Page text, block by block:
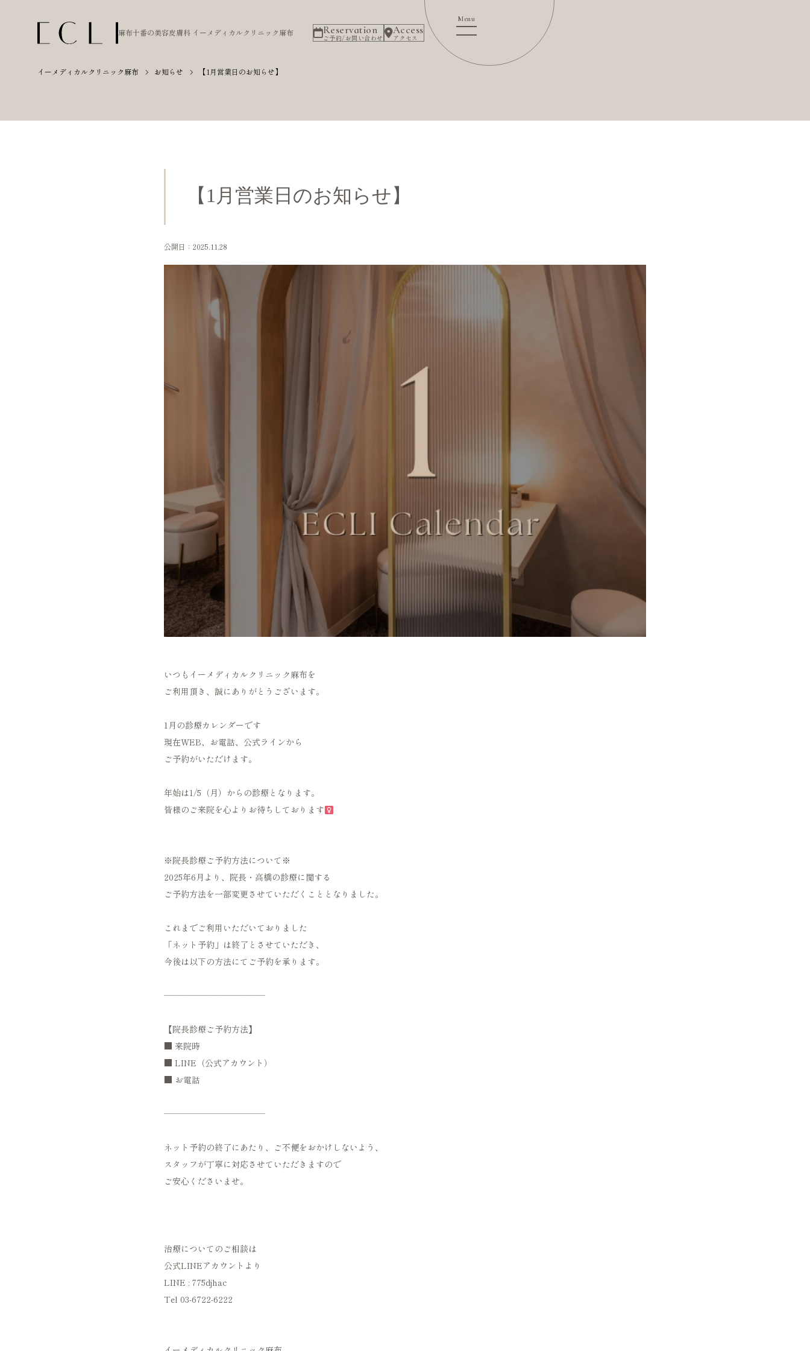
麻布十番の美容皮膚科 イーメディカルクリニック麻布 Reservation
ご予約/お問い合わせ
Access
アクセス
イーメディカルクリニック麻布 お知らせ 【1月営業日のお知らせ】
【1月営業日のお知らせ】
公開日：2025.11.28
いつもイーメディカルクリニック麻布を
ご利用頂き、誠にありがとうございます。
1月の診療カレンダーです
現在WEB、お電話、公式ラインから
ご予約がいただけます。
年始は1/5（月）からの診療となります。
皆様のご来院を心よりお待ちしております‍
※院長診療ご予約方法について※
2025年6月より、院長・高橋の診療に関する
ご予約方法を一部変更させていただくこととなりました。
これまでご利用いただいておりました
「ネット予約」は終了とさせていただき、
今後は以下の方法にてご予約を承ります。
――――――――――――
【院長診療ご予約方法】
■ 来院時
■ LINE（公式アカウント）
■ お電話
――――――――――――
ネット予約の終了にあたり、ご不便をおかけしないよう、
スタッフが丁寧に対応させていただきますので
ご安心くださいませ。
治療についてのご相談は
公式LINEアカウントより
LINE : 775djhac‪
Tel 03-6722-6222